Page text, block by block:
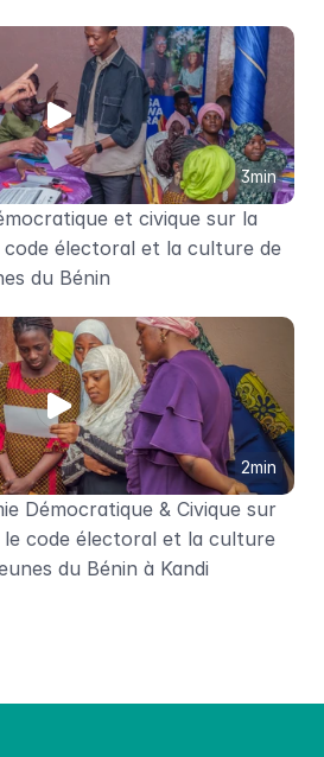
3min
et civique sur la
code électoral et la culture de
du Bénin
2min
Démocratique & Civique sur
le code électoral et la culture
du Bénin à Kandi